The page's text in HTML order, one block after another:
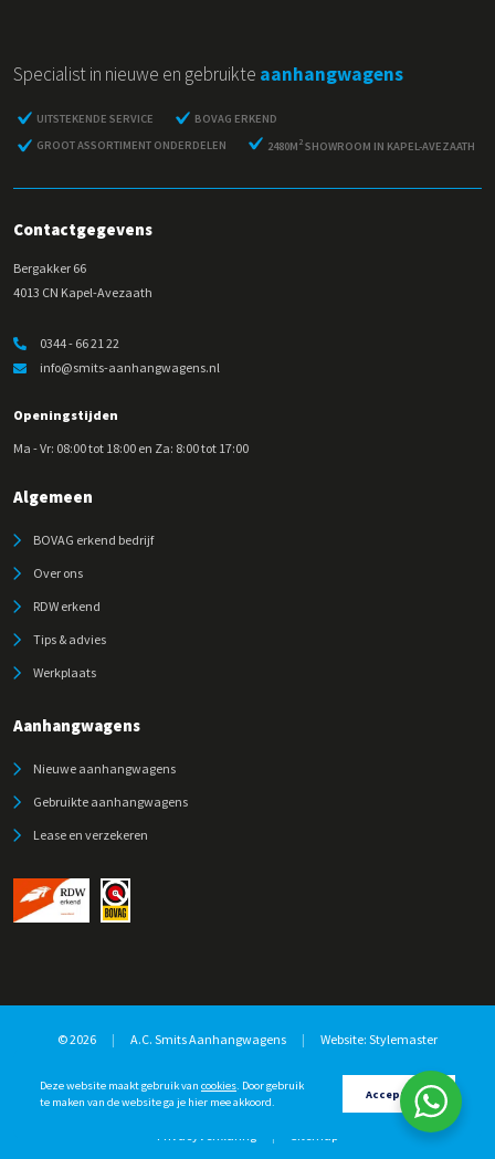
Specialist in nieuwe en gebruikte aanhangwagens
UITSTEKENDE SERVICE
BOVAG ERKEND
GROOT ASSORTIMENT ONDERDELEN
2480M 2SHOWROOM IN KAPEL-AVEZAATH
Contactgegevens
Bergakker 66
4013 CN Kapel-Avezaath
0344 - 66 21 22
info@smits-aanhangwagens.nl
Openingstijden
Ma - Vr: 08:00 tot 18:00 en Za: 8:00 tot 17:00
Algemeen
BOVAG erkend bedrijf
Over ons
RDW erkend
Tips & advies
Werkplaats
Aanhangwagens
Nieuwe aanhangwagens
Gebruikte aanhangwagens
Lease en verzekeren
© 2026 | A.C. Smits Aanhangwagens | Website: Stylemaster
Privacyverklaring | Sitemap
Deze website maakt gebruik van cookies. Door gebruik
te maken van de website ga je hier mee akkoord.
Accepteren